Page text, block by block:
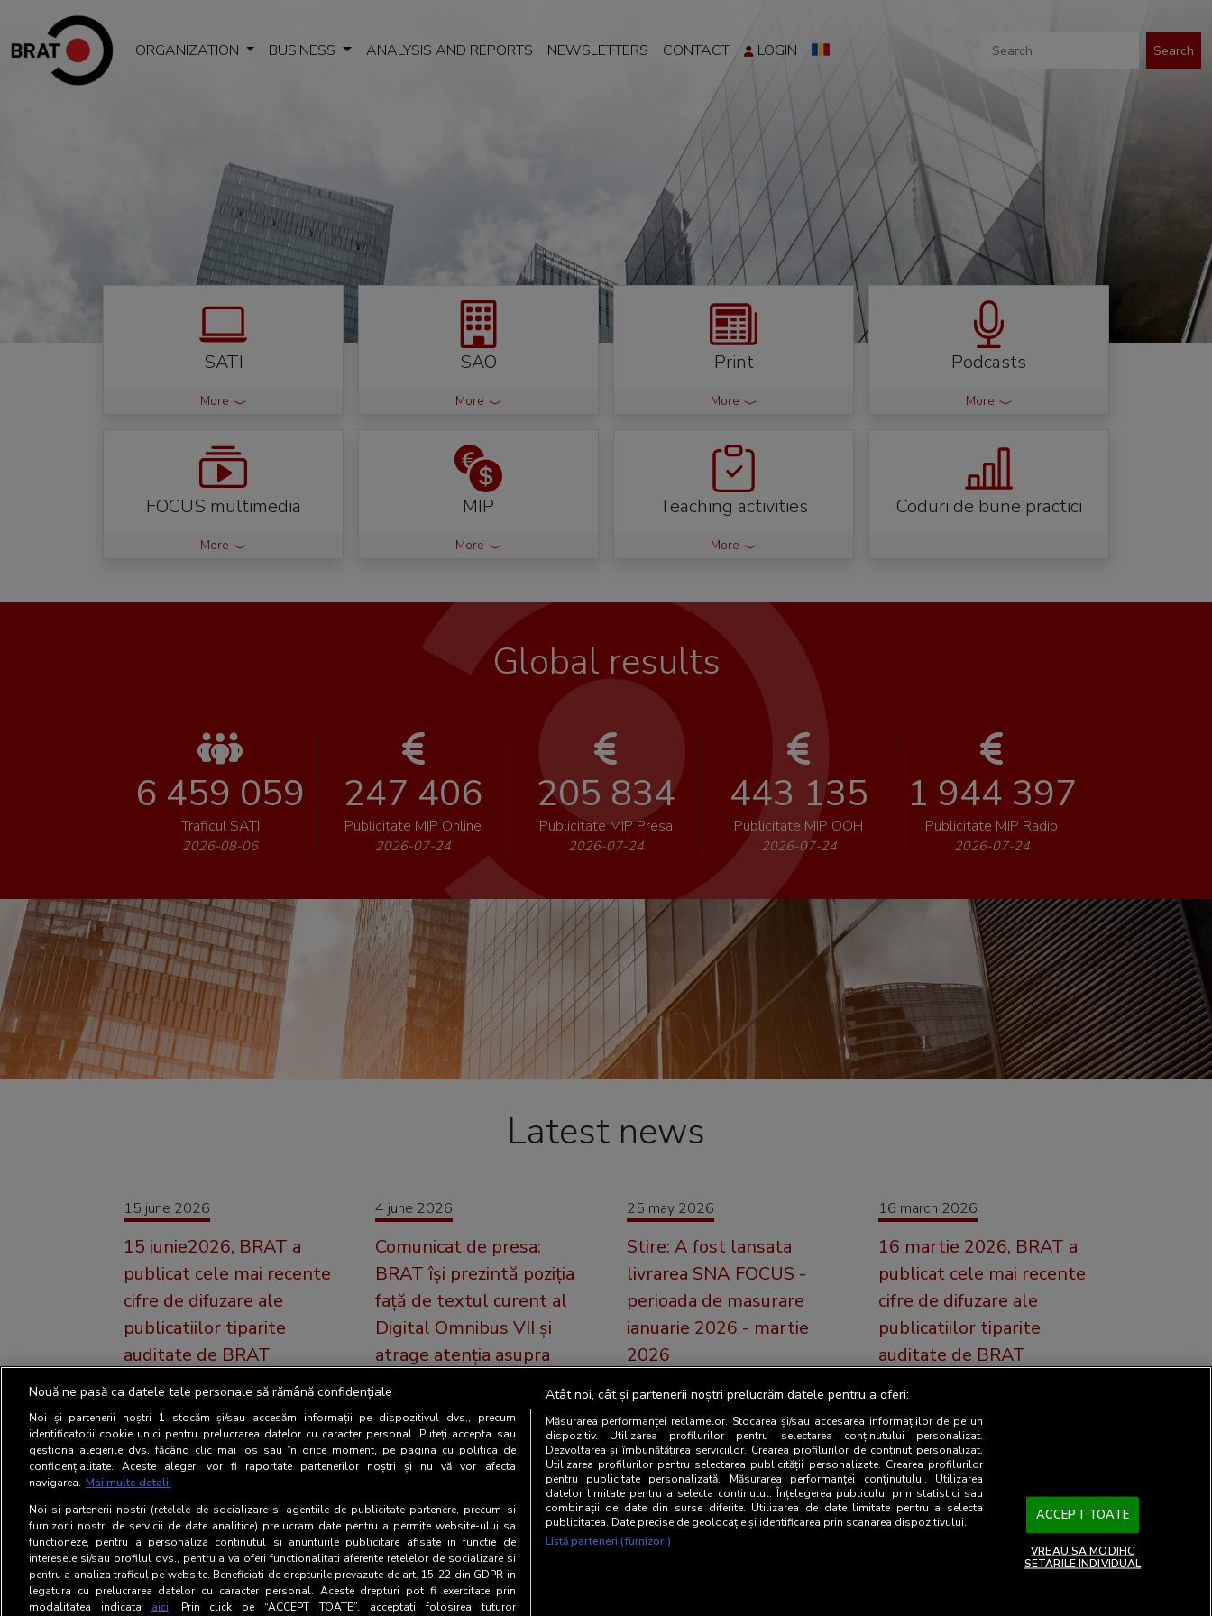
ORGANIZATION BUSINESS ANALYSIS AND REPORTS NEWSLETTERS CONTACT LOGIN Search
SATI
More
SAO
More
Print
More
Podcasts
More
FOCUS multimedia
More
MIP
More
Teaching activities
More
Coduri de bune practici
Global results
6 459 059
Traficul SATI
2026-08-06
247 406
Publicitate MIP Online
2026-07-24
205 834
Publicitate MIP Presa
2026-07-24
443 135
Publicitate MIP OOH
2026-07-24
1 944 397
Publicitate MIP Radio
2026-07-24
Latest news
15 june 2026
15 iunie2026, BRAT a
publicat cele mai recente
cifre de difuzare ale
publicatiilor tiparite
auditate de BRAT
Astazi 15 iunie, BRAT a publicat
cele mai recente cifre de difuzare
ale publicațiilor tip [...]
4 june 2026
Comunicat de presa:
BRAT își prezintă poziția
față de textul curent al
Digital Omnibus VII și
atrage atenția asupra
importanței acestuia
pentru sustenabilitatea
și libertatea presei
Biroul Român de Audit
Transmedia (BRAT) își exprimă
poziția față de textu [...]
25 may 2026
Stire: A fost lansata
livrarea SNA FOCUS -
perioada de masurare
ianuarie 2026 - martie
2026
Luni, 25 mai, BRAT a publicat
cele mai recente rezultatele SNA
FOCUS.
16 march 2026
16 martie 2026, BRAT a
publicat cele mai recente
cifre de difuzare ale
publicatiilor tiparite
auditate de BRAT
Astazi 16 martie, BRAT a
difuzare ale publicațiilor ti [...]
Nouă ne pasă ca datele tale personale să rămână confidențiale
Noi și partenerii noștri 1 stocăm și/sau accesăm informații pe dispozitivul dvs., precum
identificatorii cookie unici pentru prelucrarea datelor cu caracter personal. Puteți accepta sau
gestiona alegerile dvs. făcând clic mai jos sau în orice moment, pe pagina cu politica de
confidențialitate. Aceste alegeri vor fi raportate partenerilor noștri și nu vă vor afecta
navigarea. Mai multe detalii
Noi si partenerii nostri (retelele de socializare si agentiile de publicitate partenere, precum si
furnizorii nostri de servicii de date analitice) prelucram date pentru a permite website-ului sa
functioneze, pentru a personaliza continutul si anunturile publicitare afisate in functie de
interesele si/sau profilul dvs., pentru a va oferi functionalitati aferente retelelor de socializare si
pentru a analiza traficul pe website. Beneficiati de drepturile prevazute de art. 15-22 din GDPR in
legatura cu prelucrarea datelor cu caracter personal. Aceste drepturi pot fi exercitate prin
modalitatea indicata aici. Prin click pe “ACCEPT TOATE”, acceptati folosirea tuturor
Atât noi, cât și partenerii noștri prelucrăm datele pentru a oferi:
Măsurarea performanței reclamelor. Stocarea și/sau accesarea informațiilor de pe un
dispozitiv. Utilizarea profilurilor pentru selectarea conținutului personalizat.
Dezvoltarea și îmbunătățirea serviciilor. Crearea profilurilor de conținut personalizat.
Utilizarea profilurilor pentru selectarea publicității personalizate. Crearea profilurilor
pentru publicitate personalizată. Măsurarea performanței conținutului. Utilizarea
datelor limitate pentru a selecta conținutul. Înțelegerea publicului prin statistici sau
combinații de date din surse diferite. Utilizarea de date limitate pentru a selecta
publicitatea. Date precise de geolocație și identificarea prin scanarea dispozitivului.
Listă parteneri (furnizori)
ACCEPT TOATE
VREAU SA MODIFIC
SETARILE INDIVIDUAL